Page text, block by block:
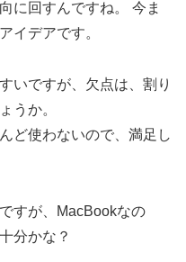
に回すんですね。 今ま
イデアです。
いですが、欠点は、割り
うか。
ど使わないので、満足し
すが、MacBookなの
分かな？